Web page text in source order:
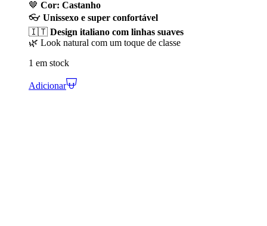
🤎 Cor: Castanho
👓 Unissexo e super confortável
🇮🇹 Design italiano com linhas suaves
🌿 Look natural com um toque de classe
1 em stock
Adicionar